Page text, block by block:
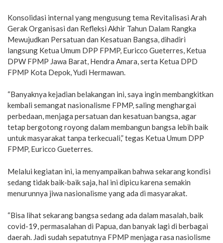
Konsolidasi internal yang mengusung tema Revitalisasi Arah
Gerak Organisasi dan Refleksi Akhir Tahun Dalam Rangka
Mewujudkan Persatuan dan Kesatuan Bangsa, dihadiri
langsung Ketua Umum DPP FPMP, Euricco Gueterres, Ketua
DPW FPMP Jawa Barat, Hendra Amara, serta Ketua DPD
FPMP Kota Depok, Yudi Hermawan.
“Banyaknya kejadian belakangan ini, saya ingin membangkitkan
kembali semangat nasionalisme FPMP, saling menghargai
perbedaan, menjaga persatuan dan kesatuan bangsa, agar
tetap bergotong royong dalam membangun bangsa lebih baik
untuk masyarakat tanpa terkecuali,” tegas Ketua Umum DPP
FPMP, Euricco Gueterres.
Melalui kegiatan ini, ia menyampaikan bahwa sekarang kondisi
sedang tidak baik-baik saja, hal ini dipicu karena semakin
menurunnya jiwa nasionalisme yang ada di masyarakat.
“Bisa lihat sekarang bangsa sedang ada dalam masalah, baik
covid-19, permasalahan di Papua, dan banyak lagi di berbagai
daerah. Jadi sudah sepatutnya FPMP menjaga rasa nasiolisme